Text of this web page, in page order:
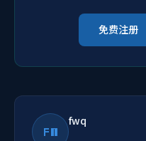
免费注册
FW
fwq